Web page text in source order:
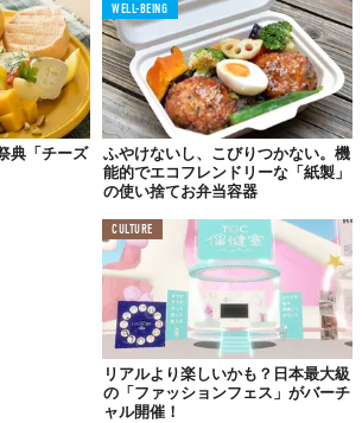
LAND
カルブランド　Insect Garden
Top image: ©アランチヲネ株式会社
TABI LABO
界は、もっと広いはずだ。
典「チーズ
WELL-BEING
ふやけないし、こびりつかない。機
能的でエコフレンドリーな「紙製」
の使い捨てお弁当容器
CULTURE
リアルより楽しいかも？日本最大級
の「ファッションフェス」がバーチ
ャル開催！